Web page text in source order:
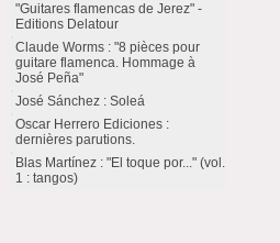
"Guitares flamencas de Jerez" -
Editions Delatour
Claude Worms : "8 pièces pour
guitare flamenca. Hommage à
José Peña"
José Sánchez : Soleá
Oscar Herrero Ediciones :
dernières parutions.
Blas Martínez : "El toque por..." (vol.
1 : tangos)